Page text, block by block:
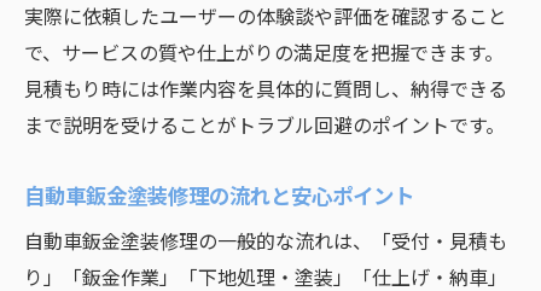
実際に依頼したユーザーの体験談や評価を確認すること
で、サービスの質や仕上がりの満足度を把握できます。
見積もり時には作業内容を具体的に質問し、納得できる
まで説明を受けることがトラブル回避のポイントです。
自動車鈑金塗装修理の流れと安心ポイント
自動車鈑金塗装修理の一般的な流れは、「受付・見積も
り」「鈑金作業」「下地処理・塗装」「仕上げ・納車」